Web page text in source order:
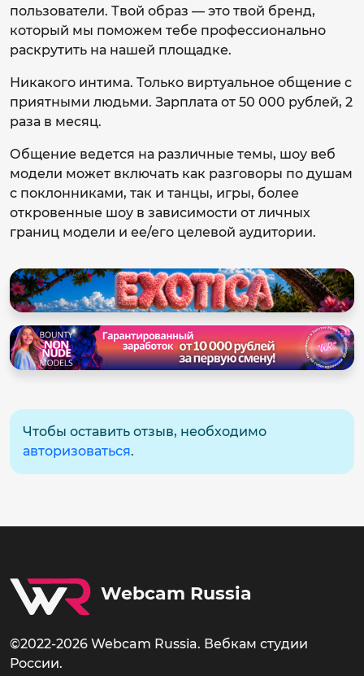
пользователи. Твой образ — это твой бренд,
который мы поможем тебе профессионально
раскрутить на нашей площадке.
Никакого интима. Только виртуальное общение с
приятными людьми. Зарплата от 50 000 рублей, 2
раза в месяц.
Общение ведется на различные темы, шоу веб
модели может включать как разговоры по душам
с поклонниками, так и танцы, игры, более
откровенные шоу в зависимости от личных
границ модели и ее/его целевой аудитории.
Чтобы оставить отзыв, необходимо
авторизоваться.
Webcam Russia
©2022-2026 Webcam Russia. Вебкам студии
России.